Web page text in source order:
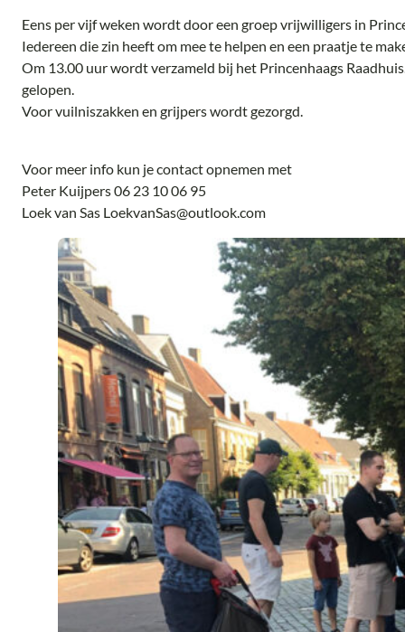
Eens per vijf weken wordt door een groep vrijwilligers in
Iedereen die zin heeft om mee te helpen en een praatje te
Om 13.00 uur wordt verzameld bij het Princenhaags
gelopen.
Voor vuilniszakken en grijpers wordt gezorgd.
Voor meer info kun je contact opnemen met
Peter Kuijpers 06 23 10 06 95
Loek van Sas LoekvanSas@outlook.com